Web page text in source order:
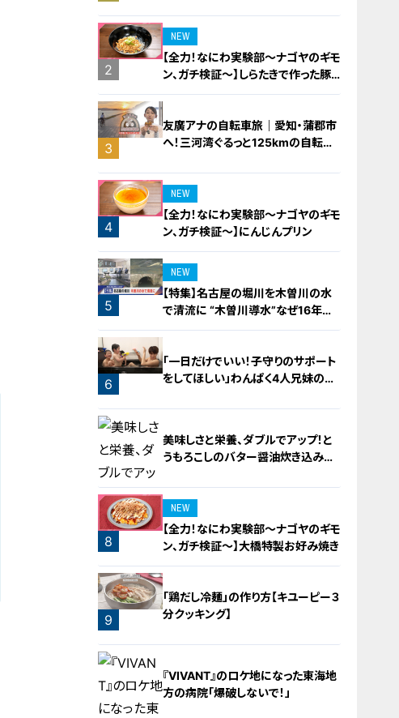
2
NEW
【全力！なにわ実験部～ナゴヤのギモ
ン、ガチ検証～】しらたきで作った豚
バラミンチの油そば
3
友廣アナの自転車旅｜愛知・蒲郡市
へ！三河湾ぐるっと125kmの自転車
4
NEW
【全力！なにわ実験部～ナゴヤのギモ
ン、ガチ検証～】にんじんプリン
5
NEW
【特集】名古屋の堀川を木曽川の水
で清流に “木曽川導水”なぜ16年ぶ
り？【newsX】
6
「一日だけでいい！子守りのサポート
をしてほしい」わんぱく4人兄妹の子
7
美味しさと栄養、ダブルでアップ！と
うもろこしのバター醤油炊き込みご
8
NEW
【全力！なにわ実験部～ナゴヤのギモ
ン、ガチ検証～】大橋特製お好み焼き
9
「鶏だし冷麺」の作り方【キユーピー３
分クッキング】
『VIVANT』のロケ地になった東海地
方の病院「爆破しないで！」